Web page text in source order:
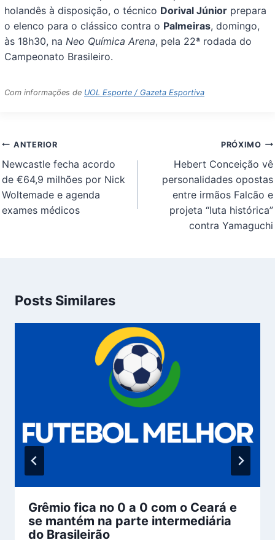
holandês à disposição, o técnico Dorival Júnior prepara
o elenco para o clássico contra o Palmeiras, domingo,
às 18h30, naNeo Química Arena, pela 22ª rodada do
Campeonato Brasileiro.
Com informações de UOL Esporte / Gazeta Esportiva
Navegação
de
Post
ANTERIOR
Newcastle fecha acordo
de €64,9 milhões por Nick
Woltemade e agenda
exames médicos
PRÓXIMO
Hebert Conceição vê
personalidades opostas
entre irmãos Falcão e
projeta “luta histórica”
contra Yamaguchi
Posts Similares
Grêmio fica no 0 a 0 com o Ceará e
se mantém na parte intermediária
do Brasileirão